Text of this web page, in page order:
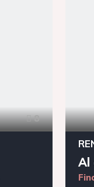
8
Al